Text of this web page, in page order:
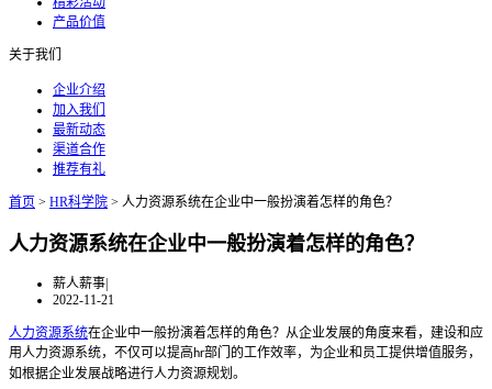
产品价值
关于我们
企业介绍
加入我们
最新动态
渠道合作
推荐有礼
首页 > HR科学院 > 人力资源系统在企业中一般扮演着怎样的角色？
人力资源系统在企业中一般扮演着怎样的角色？
薪人薪事|
2022-11-21
人力资源系统在企业中一般扮演着怎样的角色？从企业发展的角度来看，建设和应
用人力资源系统，不仅可以提高hr部门的工作效率，为企业和员工提供增值服务，
如根据企业发展战略进行人力资源规划。